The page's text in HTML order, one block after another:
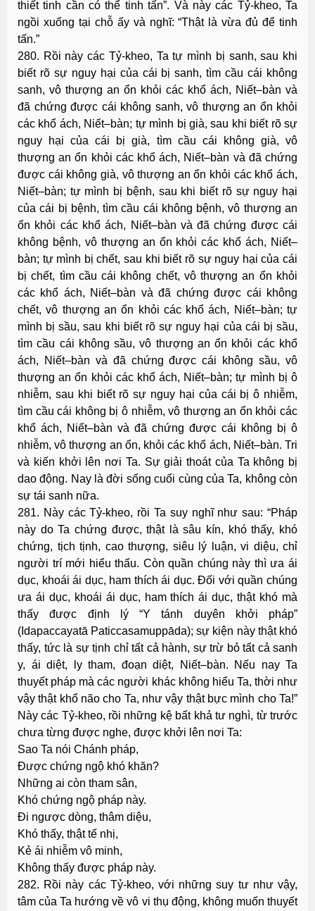
thiết tinh cần có thể tinh tấn”. Và này các Tỷ-kheo, Ta
ngồi xuống tại chỗ ấy và nghĩ: “Thật là vừa đủ để tinh
tấn.”
280. Rồi này các Tỷ-kheo, Ta tự mình bị sanh, sau khi
biết rõ sự nguy hại của cái bị sanh, tìm cầu cái không
sanh, vô thượng an ổn khỏi các khổ ách, Niết–bàn và
đã chứng được cái không sanh, vô thượng an ổn khỏi
các khổ ách, Niết–bàn; tự mình bị già, sau khi biết rõ sự
nguy hại của cái bị già, tìm cầu cái không già, vô
thượng an ổn khỏi các khổ ách, Niết–bàn và đã chứng
được cái không già, vô thượng an ổn khỏi các khổ ách,
Niết–bàn; tự mình bị bệnh, sau khi biết rõ sự nguy hại
của cái bị bệnh, tìm cầu cái không bệnh, vô thượng an
ổn khỏi các khổ ách, Niết–bàn và đã chứng được cái
không bệnh, vô thượng an ổn khỏi các khổ ách, Niết–
bàn; tự mình bị chết, sau khi biết rõ sự nguy hại của cái
bị chết, tìm cầu cái không chết, vô thượng an ổn khỏi
các khổ ách, Niết–bàn và đã chứng được cái không
chết, vô thượng an ổn khỏi các khổ ách, Niết–bàn; tự
mình bị sầu, sau khi biết rõ sự nguy hại của cái bị sầu,
tìm cầu cái không sầu, vô thượng an ổn khỏi các khổ
ách, Niết–bàn và đã chứng được cái không sầu, vô
thượng an ổn khỏi các khổ ách, Niết–bàn; tự mình bị ô
nhiễm, sau khi biết rõ sự nguy hại của cái bị ô nhiễm,
tìm cầu cái không bị ô nhiễm, vô thượng an ổn khỏi các
khổ ách, Niết–bàn và đã chứng được cái không bị ô
nhiễm, vô thượng an ổn, khỏi các khổ ách, Niết–bàn. Tri
và kiến khởi lên nơi Ta. Sự giải thoát của Ta không bị
dao động. Nay là đời sống cuối cùng của Ta, không còn
sự tái sanh nữa.
281. Này các Tỷ-kheo, rồi Ta suy nghĩ như sau: “Pháp
này do Ta chứng được, thật là sâu kín, khó thấy, khó
chứng, tịch tịnh, cao thượng, siêu lý luận, vi diệu, chỉ
người trí mới hiểu thấu. Còn quần chúng này thì ưa ái
dục, khoái ái dục, ham thích ái dục. Ðối với quần chúng
ưa ái dục, khoái ái dục, ham thích ái dục, thật khó mà
thấy được định lý “Y tánh duyên khởi pháp”
(Idapaccayatā Paticcasamuppāda); sự kiện này thật khó
thấy, tức là sự tịnh chỉ tất cả hành, sự trừ bỏ tất cả sanh
y, ái diệt, ly tham, đoạn diệt, Niết–bàn. Nếu nay Ta
thuyết pháp mà các người khác không hiểu Ta, thời như
vậy thật khổ não cho Ta, như vậy thật bực mình cho Ta!”
Này các Tỷ-kheo, rồi những kệ bất khả tư nghì, từ trước
chưa từng được nghe, được khởi lên nơi Ta:
Sao Ta nói Chánh pháp,
Ðược chứng ngộ khó khăn?
Những ai còn tham sân,
Khó chứng ngộ pháp này.
Ði ngược dòng, thâm diệu,
Khó thấy, thật tế nhị,
Kẻ ái nhiễm vô minh,
Không thấy được pháp này.
282. Rồi này các Tỷ-kheo, với những suy tư như vậy,
tâm của Ta hướng về vô vi thụ động, không muốn thuyết